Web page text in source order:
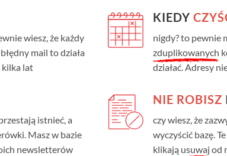
wiesz, że każdy
mail to działa
kilka lat
istnieć, a
Masz w bazie
newsletterów
KIEDY
nigdy? to pewnie
zduplikowanych
działać. Adresy
NIE ROBISZ
czy wiesz, że
wyczyścić bazę.
klikają usuwaj od